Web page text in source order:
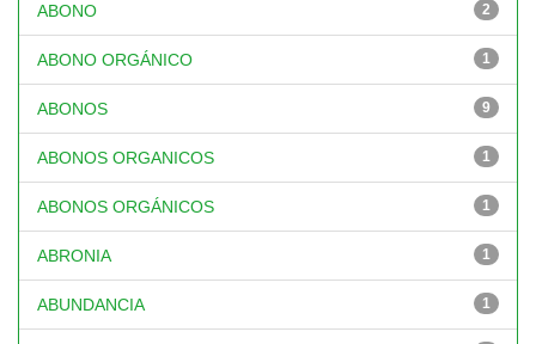
ABONO 2
ABONO ORGÁNICO 1
ABONOS 9
ABONOS ORGANICOS 1
ABONOS ORGÁNICOS 1
ABRONIA 1
ABUNDANCIA 1